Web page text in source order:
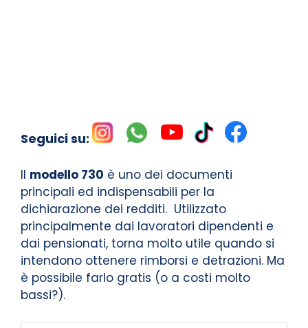
Seguici su:
Il modello 730 è uno dei documenti
principali ed indispensabili per la
dichiarazione dei redditi. Utilizzato
principalmente dai lavoratori dipendenti e
dai pensionati, torna molto utile quando si
intendono ottenere rimborsi e detrazioni. Ma
è possibile farlo gratis (o a costi molto
bassi?).